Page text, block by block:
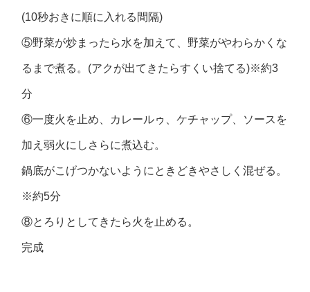
(10秒おきに順に入れる間隔)
⑤野菜が炒まったら水を加えて、野菜がやわらかくな
るまで煮る。(アクが出てきたらすくい捨てる)※約3
分
⑥一度火を止め、カレールゥ、ケチャップ、ソースを
加え弱火にしさらに煮込む。
鍋底がこげつかないようにときどきやさしく混ぜる。
※約5分
⑧とろりとしてきたら火を止める。
完成